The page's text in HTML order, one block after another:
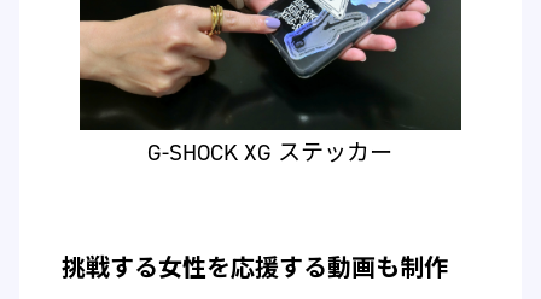
G-SHOCK XG ステッカー
挑戦する女性を応援する動画も制作